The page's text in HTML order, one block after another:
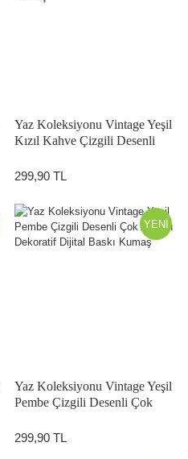
Yaz Koleksiyonu Vintage Yeşil
Kızıl Kahve Çizgili Desenli
Baskı Kumaş
299,90 TL
YENİ
Yaz Koleksiyonu Vintage Yeşil
Pembe Çizgili Desenli Çok
Kumaş
299,90 TL